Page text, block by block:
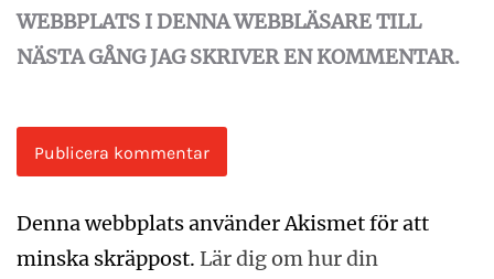
WEBBPLATS I DENNA WEBBLÄSARE TILL
NÄSTA GÅNG JAG SKRIVER EN KOMMENTAR.
Denna webbplats använder Akismet för att
minska skräppost. Lär dig om hur din